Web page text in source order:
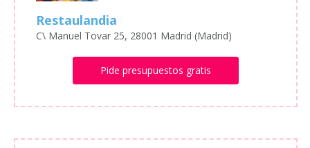
Restaulandia
C\ Manuel Tovar 25, 28001 Madrid (Madrid)
Pide presupuestos gratis